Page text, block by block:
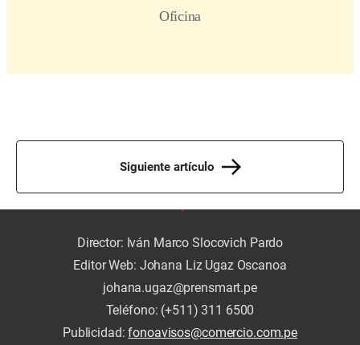
Siguiente artículo
Director: Iván Marco Slocovich Pardo
Editor Web: Johana Liz Ugaz Oscanoa
johana.ugaz@prensmart.pe
Teléfono: (+511) 311 6500
Publicidad:fonoavisos@comercio.com.pe